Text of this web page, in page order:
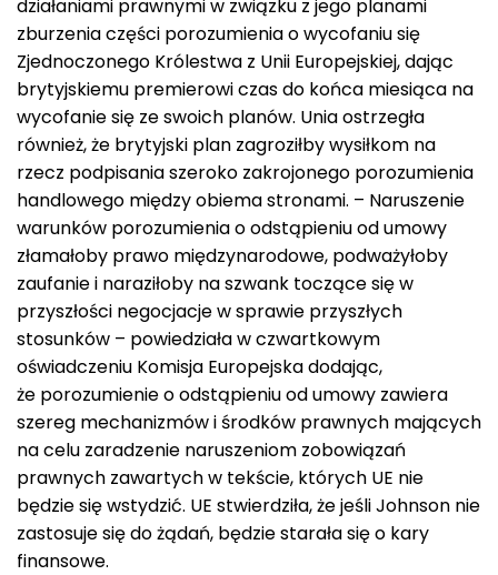
działaniami prawnymi w związku z jego planami
zburzenia części porozumienia o wycofaniu się
Zjednoczonego Królestwa z Unii Europejskiej, dając
brytyjskiemu premierowi czas do końca miesiąca na
wycofanie się ze swoich planów. Unia ostrzegła
również, że brytyjski plan zagroziłby wysiłkom na
rzecz podpisania szeroko zakrojonego porozumienia
handlowego między obiema stronami. – Naruszenie
warunków porozumienia o odstąpieniu od umowy
złamałoby prawo międzynarodowe, podważyłoby
zaufanie i naraziłoby na szwank toczące się w
przyszłości negocjacje w sprawie przyszłych
stosunków – powiedziała w czwartkowym
oświadczeniu Komisja Europejska dodając,
że porozumienie o odstąpieniu od umowy zawiera
szereg mechanizmów i środków prawnych mających
na celu zaradzenie naruszeniom zobowiązań
prawnych zawartych w tekście, których UE nie
będzie się wstydzić. UE stwierdziła, że jeśli Johnson nie
zastosuje się do żądań, będzie starała się o kary
finansowe.